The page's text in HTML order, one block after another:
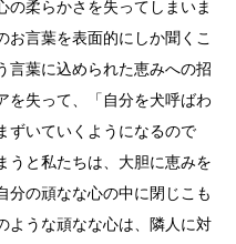
の柔らかさを失ってしまいま
お言葉を表面的にしか聞くこ
言葉に込められた恵みへの招
を失って、「自分を犬呼ばわ
ずいていくようになるので
うと私たちは、大胆に恵みを
分の頑なな心の中に閉じこも
ような頑なな心は、隣人に対